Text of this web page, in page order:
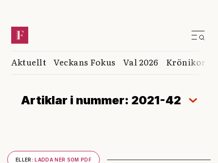
Aktuellt Veckans Fokus Val 2026 Krönikor
Artiklar i nummer: 2021-42
ELLER: LADDA NER SOM PDF